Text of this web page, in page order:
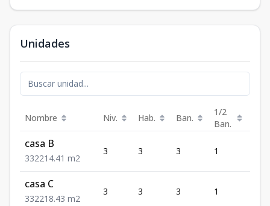
Unidades
Nombre Niv. Hab. Ban.
1/2
Ban.
casa B
332214.41 m2
3 3 3 1
casa C
332218.43 m2
3 3 3 1